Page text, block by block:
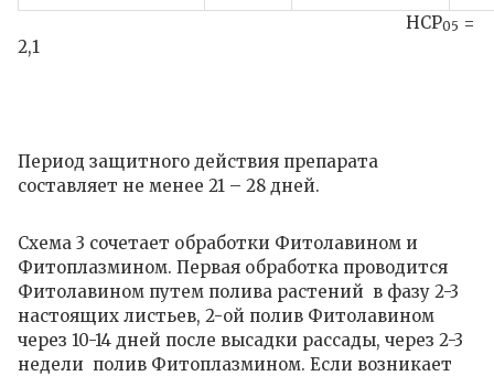
НСР05 =
2,1
Период защитного действия препарата
составляет не менее 21 – 28 дней.
Схема 3 сочетает обработки Фитолавином и
Фитоплазмином. Первая обработка проводится
Фитолавином путем полива растений в фазу 2-3
настоящих листьев, 2-ой полив Фитолавином
через 10-14 дней после высадки рассады, через 2-3
недели полив Фитоплазмином. Если возникает